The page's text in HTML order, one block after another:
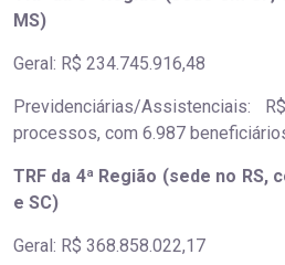
MS)
Geral: R$ 234.745.916,48
Previdenciárias/Assistenciais:
processos, com 6.987
TRF da 4ª Região (sede no RS,
e SC)
Geral: R$ 368.858.022,17